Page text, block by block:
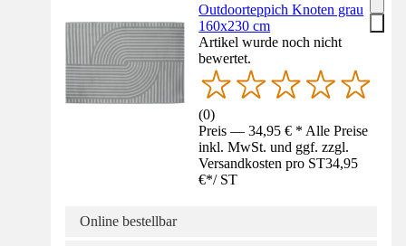
Outdoorteppich Knoten grau
160x230 cm
Artikel wurde noch nicht
bewertet.
(0)
Preis — 34,95 € * Alle Preise
inkl. MwSt. und ggf. zzgl.
Versandkosten pro ST34,95
€*/ ST
Online bestellbar